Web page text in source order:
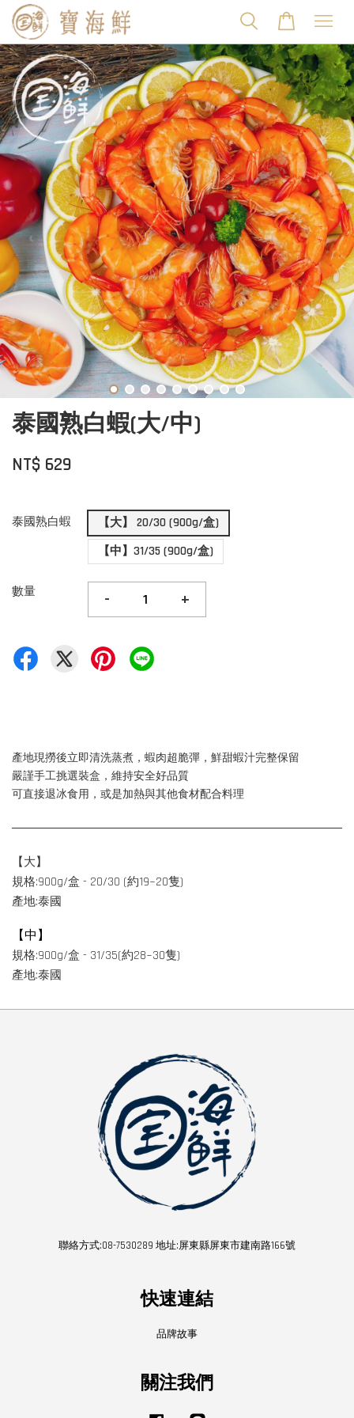
泰國熟白蝦(大/中)
NT$ 629
泰國熟白蝦
【大】 20/30 (900g/盒)
【中】31/35 (900g/盒)
數量 - +
產地現撈後立即清洗蒸煮，蝦肉超脆彈，鮮甜蝦汁完整保留
嚴謹手工挑選裝盒，維持安全好品質
可直接退冰食用，或是加熱與其他食材配合料理
【大】
規格:900g/盒 - 20/30 (約19~20隻)
產地:泰國
【中】
規格:900g/盒 - 31/35(約28~30隻)
產地:泰國
聯絡方式:08-7530289 地址:屏東縣屏東市建南路166號
快速連結
品牌故事
關注我們